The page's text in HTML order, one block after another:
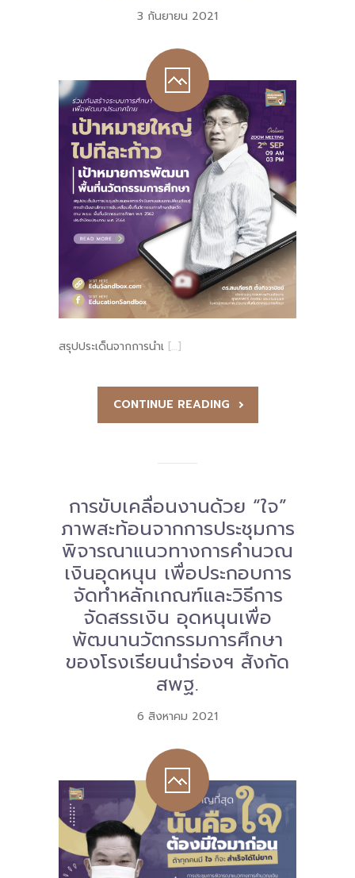
3 กันยายน 2021
สรุปประเด็นจากการนำเ […]
CONTINUE READING
การขับเคลื่อนงานด้วย “ใจ”
ภาพสะท้อนจากการประชุมการ
พิจารณาแนวทางการคํานวณ
เงินอุดหนุน เพื่อประกอบการ
จัดทําหลักเกณฑ์และวิธีการ
จัดสรรเงิน อุดหนุนเพื่อ
พัฒนานวัตกรรมการศึกษา
ของโรงเรียนนําร่องฯ สังกัด
สพฐ.
6 สิงหาคม 2021